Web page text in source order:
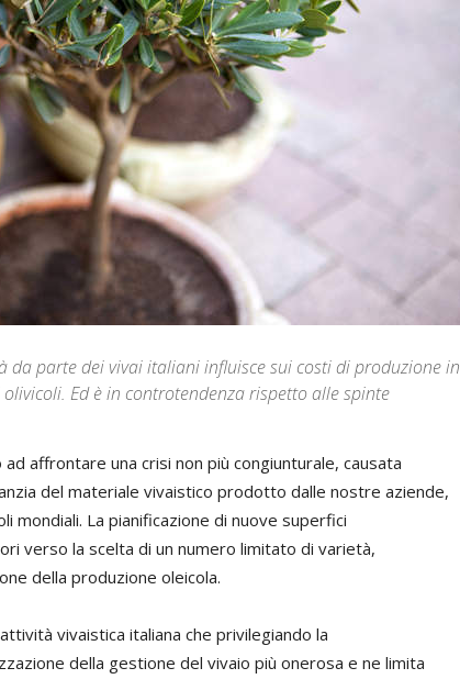
da parte dei vivai italiani influisce sui costi di produzione in
Ed è in controtendenza rispetto alle spinte
affrontare una crisi non più congiunturale, causata
del materiale vivaistico prodotto dalle nostre aziende,
mondiali. La pianificazione di nuove superfici
verso la scelta di un numero limitato di varietà,
della produzione oleicola.
vivaistica italiana che privilegiando la
della gestione del vivaio più onerosa e ne limita